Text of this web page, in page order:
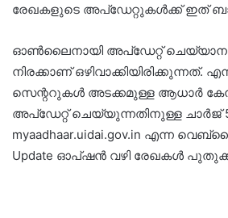
രേഖകളുടെ അപ്‌ഡേറ്റുകൾക്ക് ഇത്
ഓൺലൈനായി അപ്ഡേറ്റ്
നിരക്കാണ് ഒഴിവാക്കിയിരിക്കുന്നത്.
സെന്ററുകൾ അടക്കമുള്ള ആധാർ
അപ്ഡേറ്റ് ചെയ്യുന്നതിനുള്ള ചാർജ്
myaadhaar.uidai.gov.in എന്ന
Update ഓപ്ഷൻ വഴി രേഖകൾ